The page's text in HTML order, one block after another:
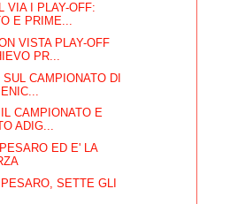
VIA I PLAY-OFF:
E PRIME...
VISTA PLAY-OFF
PR...
CAMPIONATO DI
CAMPIONATO E
ADIG...
ED E' LA
SETTE GLI